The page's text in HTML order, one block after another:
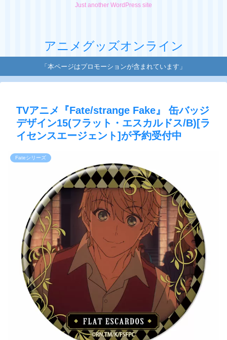
Just another WordPress site
アニメグッズオンライン
「本ページはプロモーションが含まれています」
TVアニメ『Fate/strange Fake』 缶バッジ
デザイン15(フラット・エスカルドス/B)[ラ
イセンスエージェント]が予約受付中
Fateシリーズ